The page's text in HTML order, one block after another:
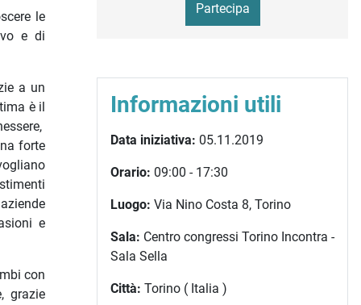
le
e di
a un
è il
forte
e
con
grazie
Partecipa
Informazioni utili
Data iniziativa: 05.11.2019
Orario: 09:00 - 17:30
Luogo: Via Nino Costa 8, Torino
Sala: Centro congressi Torino Incontra -
Sala Sella
Città: Torino ( Italia )